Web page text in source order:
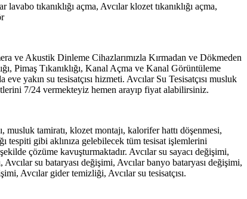
tıkanıklığı açma, Avcılar klozet tıkanıklığı açma,
ve Akustik Dinleme Cihazlarımızla Kırmadan ve Dökmeden
Pimaş Tıkanıklığı, Kanal Açma ve Kanal Görüntüleme
yakın su tesisatçısı hizmeti. Avcılar Su Tesisatçısı musluk
7/24 vermekteyiz hemen arayıp fiyat alabilirsiniz.
musluk tamiratı, klozet montajı, kalorifer hattı döşenmesi,
tespiti gibi aklınıza gelebilecek tüm tesisat işlemlerini
çözüme kavuşturmaktadır. Avcılar su sayacı değişimi,
su bataryası değişimi, Avcılar banyo bataryası değişimi,
Avcılar gider temizliği, Avcılar su tesisatçısı.